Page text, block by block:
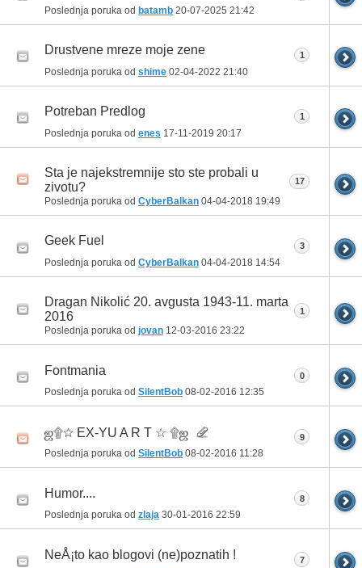
Poslednja poruka od batamb 20-07-2025 21:42
Drustvene mreze moje zene
Poslednja poruka od shime 02-04-2022 21:40
1
Potreban Predlog
Poslednja poruka od enes 17-11-2019 20:17
1
Sta je najekstremnije sto ste probali u
zivotu?
Poslednja poruka od CyberBalkan 04-04-2018 19:49
17
Geek Fuel
Poslednja poruka od CyberBalkan 04-04-2018 14:54
3
Dragan Nikolić 20. avgusta 1943-11. marta
2016
Poslednja poruka od jovan 12-03-2016 23:22
1
Fontmania
Poslednja poruka od SilentBob 08-02-2016 12:35
0
ஜ۩☆ EX-YU A R T ☆ ۩ஜ
Poslednja poruka od SilentBob 08-02-2016 11:28
9
Humor....
Poslednja poruka od zlaja 30-01-2016 22:59
8
NeÅ¡to kao blogovi (ne)poznatih ! 7